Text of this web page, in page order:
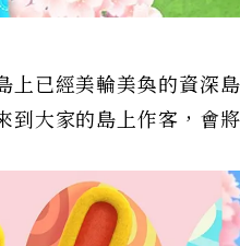
上已經美輪美奐的資深
到大家的島上作客，會